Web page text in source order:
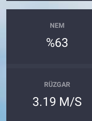
NEM
%63
RÜZGAR
3.19 M/S
Gözden Kaçmasın